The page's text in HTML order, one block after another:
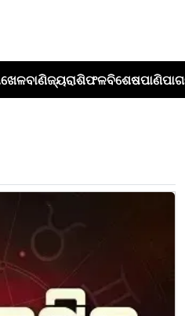
ଖେଳବାଣିଜ୍ୟରାଶିଫଳବିଶେଷପାଣିପାଗ